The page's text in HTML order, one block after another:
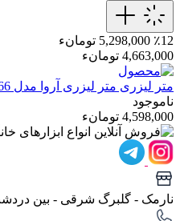
٪12 5,298,000 تومانء
4,663,000 تومانء
متر لیزری متر لیزری آروا مدل 4666
ناموجود
4,598,000 تومانء
نارمک - گلبرگ شرقی - بین دردشت